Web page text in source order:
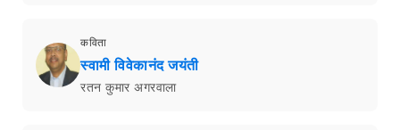
कविता
स्वामी विवेकानंद जयंती
रतन कुमार अगरवाला